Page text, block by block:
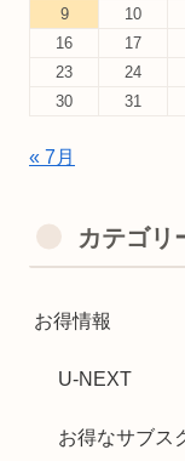
9
10
16
17
23
24
30
31
« 7月
カテゴリ
お得情報
U-NEXT
お得なサブス